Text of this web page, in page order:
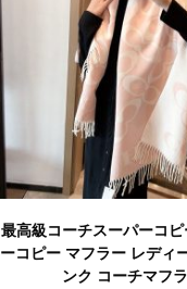
最高級コーチスーパーコ
ーコピー マフラー レディ
ンク コーチマフ